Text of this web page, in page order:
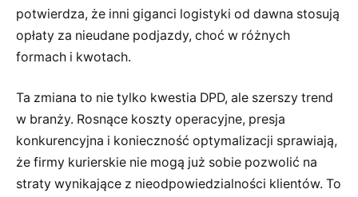
potwierdza, że inni giganci logistyki od dawna stosują
opłaty za nieudane podjazdy, choć w różnych
formach i kwotach.
Ta zmiana to nie tylko kwestia DPD, ale szerszy trend
w branży. Rosnące koszty operacyjne, presja
konkurencyjna i konieczność optymalizacji sprawiają,
że firmy kurierskie nie mogą już sobie pozwolić na
straty wynikające z nieodpowiedzialności klientów. To